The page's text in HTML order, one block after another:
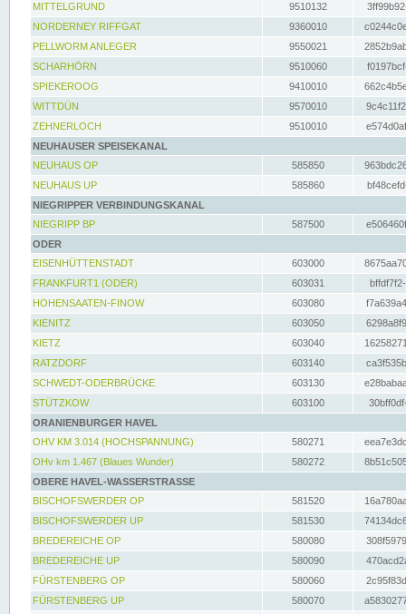
MITTELGRUND
9510132
NORDERNEY RIFFGAT
9360010
PELLWORM ANLEGER
9550021
SCHARHÖRN
9510060
SPIEKEROOG
9410010
WITTDÜN
9570010
ZEHNERLOCH
9510010
NEUHAUSER SPEISEKANAL
NEUHAUS OP
585850
NEUHAUS UP
585860
NIEGRIPPER VERBINDUNGSKANAL
NIEGRIPP BP
587500
ODER
EISENHÜTTENSTADT
603000
FRANKFURT1 (ODER)
603031
HOHENSAATEN-FINOW
603080
KIENITZ
603050
KIETZ
603040
RATZDORF
603140
SCHWEDT-ODERBRÜCKE
603130
STÜTZKOW
603100
ORANIENBURGER HAVEL
OHV KM 3.014 (HOCHSPANNUNG)
580271
OHv km 1.467 (Blaues Wunder)
580272
OBERE HAVEL-WASSERSTRASSE
BISCHOFSWERDER OP
581520
BISCHOFSWERDER UP
581530
BREDEREICHE OP
580080
BREDEREICHE UP
580090
FÜRSTENBERG OP
580060
FÜRSTENBERG UP
580070